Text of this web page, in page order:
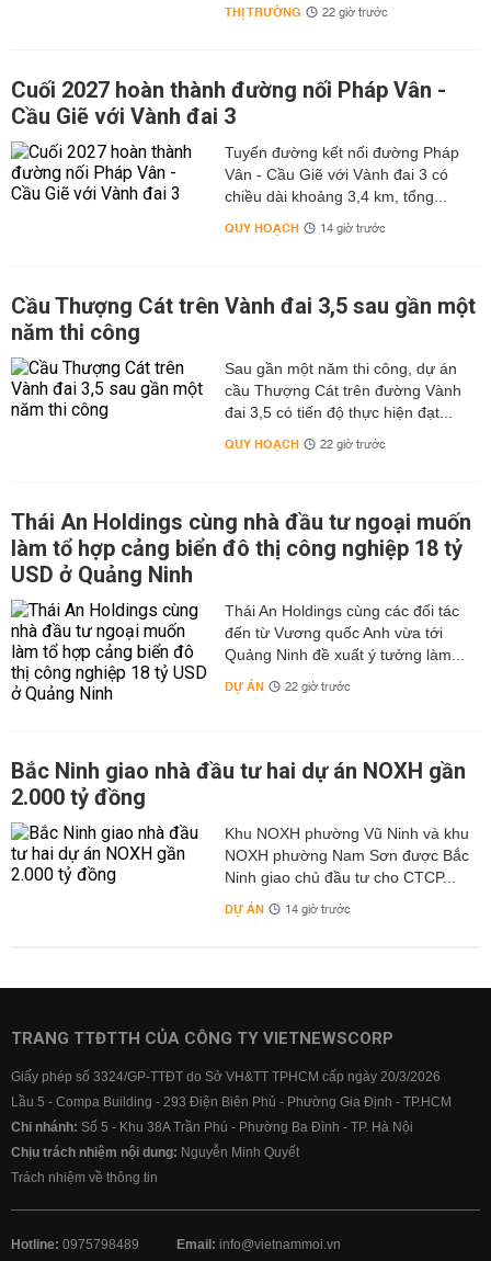
THỊ TRƯỜNG 22 giờ trước
Cuối 2027 hoàn thành đường nối Pháp Vân -
Cầu Giẽ với Vành đai 3
Tuyến đường kết nối đường Pháp
Vân - Cầu Giẽ với Vành đai 3 có
chiều dài khoảng 3,4 km, tổng...
QUY HOẠCH 14 giờ trước
Cầu Thượng Cát trên Vành đai 3,5 sau gần một
năm thi công
Sau gần một năm thi công, dự án
cầu Thượng Cát trên đường Vành
đai 3,5 có tiến độ thực hiện đạt...
QUY HOẠCH 22 giờ trước
Thái An Holdings cùng nhà đầu tư ngoại muốn
làm tổ hợp cảng biển đô thị công nghiệp 18 tỷ
USD ở Quảng Ninh
Thái An Holdings cùng các đối tác
đến từ Vương quốc Anh vừa tới
Quảng Ninh đề xuất ý tưởng làm...
DỰ ÁN 22 giờ trước
Bắc Ninh giao nhà đầu tư hai dự án NOXH gần
2.000 tỷ đồng
Khu NOXH phường Vũ Ninh và khu
NOXH phường Nam Sơn được Bắc
Ninh giao chủ đầu tư cho CTCP...
DỰ ÁN 14 giờ trước
TRANG TTĐTTH CỦA CÔNG TY VIETNEWSCORP
Giấy phép số 3324/GP-TTĐT do Sở VH&TT TPHCM cấp ngày 20/3/2026
Lầu 5 - Compa Building - 293 Điện Biên Phủ - Phường Gia Định - TP.HCM
Chi nhánh: Số 5 - Khu 38A Trần Phú - Phường Ba Đình - TP. Hà Nội
Chịu trách nhiệm nội dung: Nguyễn Minh Quyết
Trách nhiệm về thông tin
Hotline: 0975798489 Email: info@vietnammoi.vn